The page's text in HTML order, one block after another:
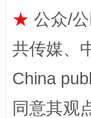
阿坝州三
★ 公众/
共传媒、
China
同意其观